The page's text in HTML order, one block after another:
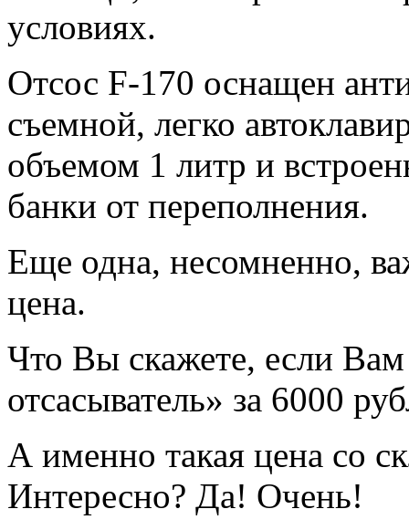
условиях.
Отсос F-170 оснащен
съемной, легко
объемом 1 литр и
банки от переполнения.
Еще одна, несомненно,
цена.
Что Вы скажете, если
отсасыватель» за 6000
А именно такая цена со
Интересно? Да! Очень!